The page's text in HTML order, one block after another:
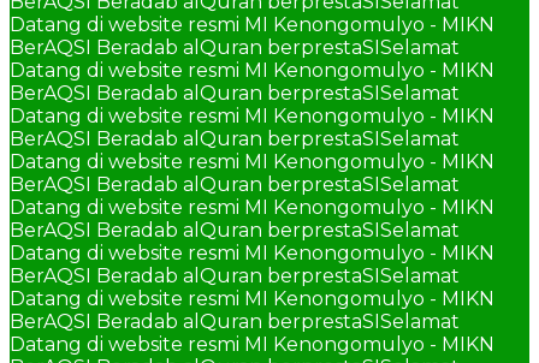
Datang di website resmi MI Kenongomulyo - MIKN
BerAQSI Beradab alQuran berprestaSISelamat
Datang di website resmi MI Kenongomulyo - MIKN
BerAQSI Beradab alQuran berprestaSISelamat
Datang di website resmi MI Kenongomulyo - MIKN
BerAQSI Beradab alQuran berprestaSISelamat
Datang di website resmi MI Kenongomulyo - MIKN
BerAQSI Beradab alQuran berprestaSISelamat
Datang di website resmi MI Kenongomulyo - MIKN
BerAQSI Beradab alQuran berprestaSISelamat
Datang di website resmi MI Kenongomulyo - MIKN
BerAQSI Beradab alQuran berprestaSISelamat
Datang di website resmi MI Kenongomulyo - MIKN
BerAQSI Beradab alQuran berprestaSISelamat
Datang di website resmi MI Kenongomulyo - MIKN